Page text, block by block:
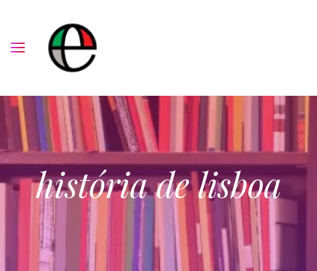
história de lisboa